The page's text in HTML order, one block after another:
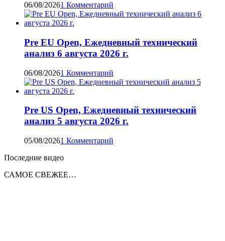
06/08/20261 Комментарий
Pre EU Open, Ежедневный технический
анализ 6 августа 2026 г.
06/08/20261 Комментарий
Pre US Open, Ежедневный технический
анализ 5 августа 2026 г.
05/08/20261 Комментарий
Последние видео
САМОЕ СВЕЖЕЕ…